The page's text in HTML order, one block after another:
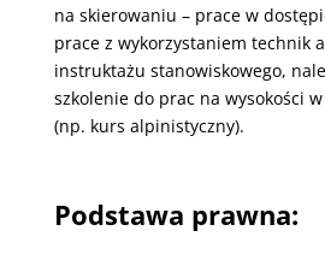
na skierowaniu – prace w
prace z wykorzystaniem technik
instruktażu stanowiskowego,
szkolenie do prac na wysokości
(np. kurs alpinistyczny).
Podstawa prawna: